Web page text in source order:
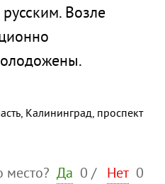
Возле
Калининград, проспект
место? Да 0 / Нет 0